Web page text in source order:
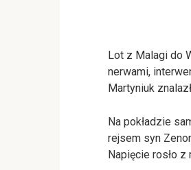
Lot z Malagi do
nerwami,
Martyniuk
Na pokładzie
rejsem syn
Napięcie rosło z